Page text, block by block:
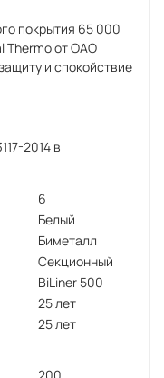
покрытия 65 000
Thermo от ОАО
и спокойствие
2014 в
6
Белый
Биметалл
Секционный
BiLiner 500
25 лет
25 лет